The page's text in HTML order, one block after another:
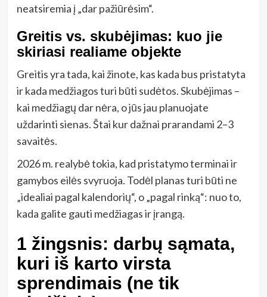
neatsiremia į „dar pažiūrėsim“.
Greitis vs. skubėjimas: kuo jie
skiriasi realiame objekte
Greitis yra tada, kai žinote, kas kada bus pristatyta
ir kada medžiagos turi būti sudėtos. Skubėjimas –
kai medžiagų dar nėra, o jūs jau planuojate
uždarinti sienas. Štai kur dažnai prarandami 2–3
savaitės.
2026 m. realybė tokia, kad pristatymo terminai ir
gamybos eilės svyruoja. Todėl planas turi būti ne
„idealiai pagal kalendorių“, o „pagal rinką“: nuo to,
kada galite gauti medžiagas ir įrangą.
1 žingsnis: darbų sąmata,
kuri iš karto virsta
sprendimais (ne tik